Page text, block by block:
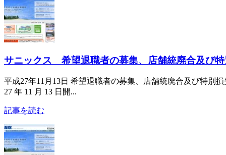
サニックス 希望退職者の募集、店舗統廃合及び
平成27年11月13日 希望退職者の募集、店舗統廃合及び特別
27 年 11 月 13 日開...
記事を読む